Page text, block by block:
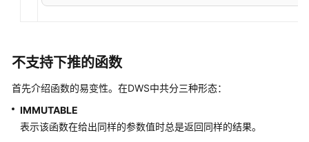
消
的
JOIN
语
不支持下推的函数
首先介绍函数的易变性。在DWS中共分三种形态：
IMMUTABLE
表示该函数在给出同样的参数值时总是返回同样的结果。